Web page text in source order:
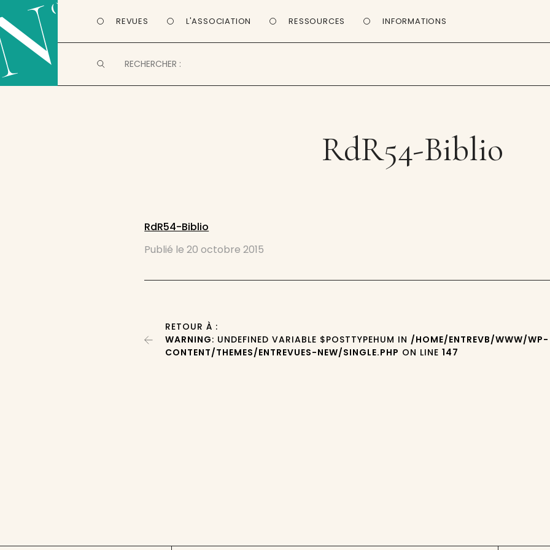
REVUES L'ASSOCIATION RESSOURCES INFORMATIONS
RdR54-Biblio
RdR54-Biblio
Publié le20 octobre 2015
RETOUR À :
WARNING: UNDEFINED VARIABLE $POSTTYPEHUM IN /HOME/ENTREVB/WWW/WP-
CONTENT/THEMES/ENTREVUES-NEW/SINGLE.PHP ON LINE147